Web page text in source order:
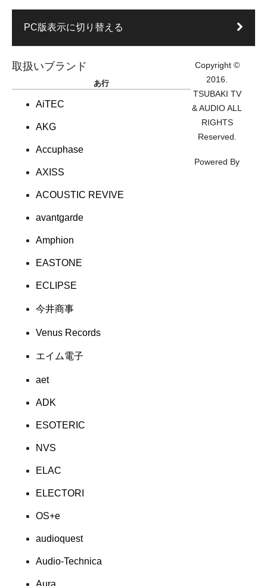
PC版表示に切り替える
取扱いブランド
あ行
AiTEC
AKG
Accuphase
AXISS
ACOUSTIC REVIVE
avantgarde
Amphion
EASTONE
ECLIPSE
今井商事
Venus Records
エイム電子
aet
ADK
ESOTERIC
NVS
ELAC
ELECTORI
OS+e
audioquest
Audio-Technica
Aura
Copyright ©
2016.
TSUBAKI TV
& AUDIO ALL
RIGHTS
Reserved.
Powered By